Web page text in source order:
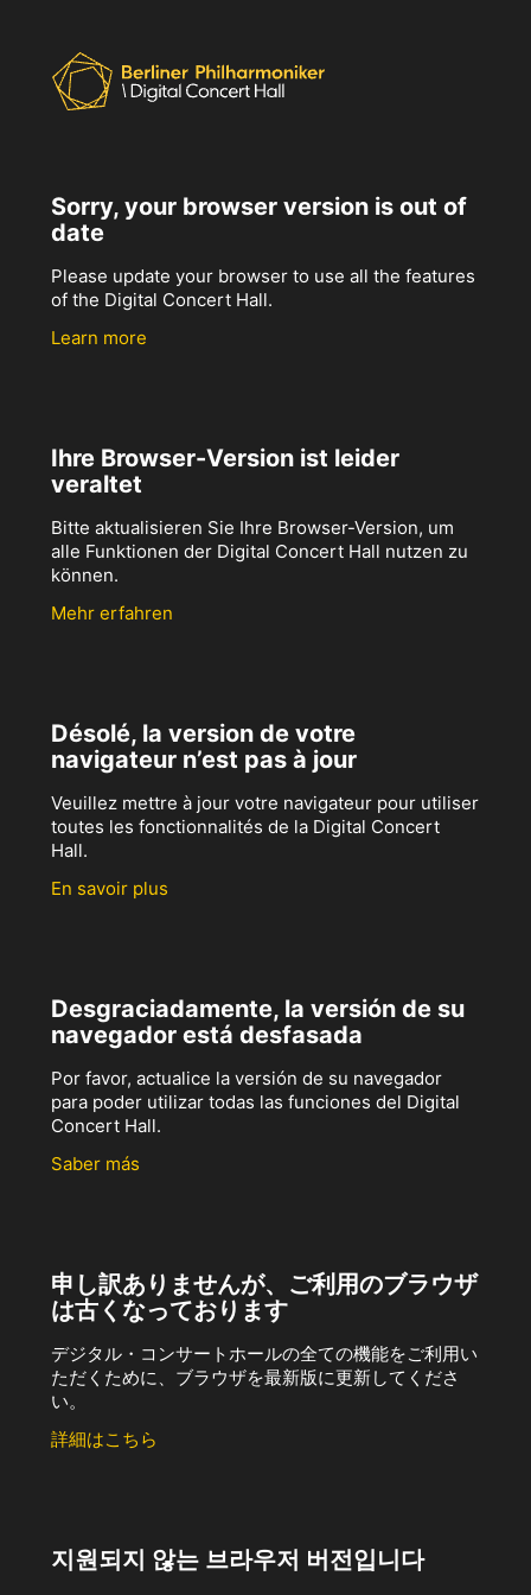
Sorry, your browser version is out of
date
Please update your browser to use all the features
of the Digital Concert Hall.
Learn more
Ihre Browser-Version ist leider
veraltet
Bitte aktualisieren Sie Ihre Browser-Version, um
alle Funktionen der Digital Concert Hall nutzen zu
können.
Mehr erfahren
Désolé, la version de votre
navigateur n’est pas à jour
Veuillez mettre à jour votre navigateur pour utiliser
toutes les fonctionnalités de la Digital Concert
Hall.
En savoir plus
Desgraciadamente, la versión de su
navegador está desfasada
Por favor, actualice la versión de su navegador
para poder utilizar todas las funciones del Digital
Concert Hall.
Saber más
申し訳ありませんが、ご利用のブラウザ
は古くなっております
デジタル・コンサートホールの全ての機能をご利用い
ただくために、ブラウザを最新版に更新してくださ
い。
詳細はこちら
지원되지 않는 브라우저 버전입니다